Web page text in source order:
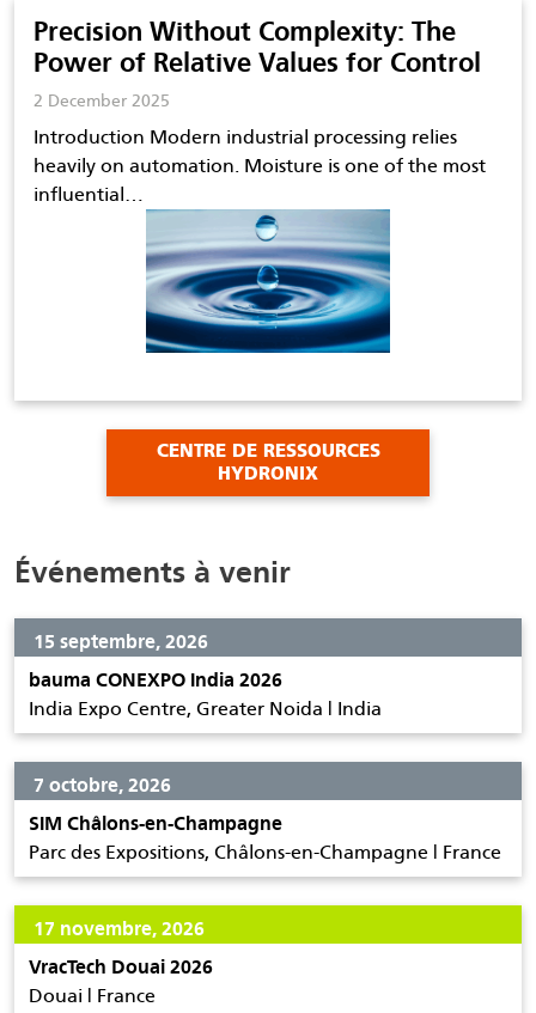
Precision Without Complexity: The
Power of Relative Values for Control
2 December 2025
Introduction Modern industrial processing relies
heavily on automation. Moisture is one of the most
influential…
CENTRE DE RESSOURCES
HYDRONIX
Événements à venir
15 septembre, 2026
bauma CONEXPO India 2026
India Expo Centre, Greater Noida | India
7 octobre, 2026
SIM Châlons-en-Champagne
Parc des Expositions, Châlons-en-Champagne | France
17 novembre, 2026
VracTech Douai 2026
Douai | France